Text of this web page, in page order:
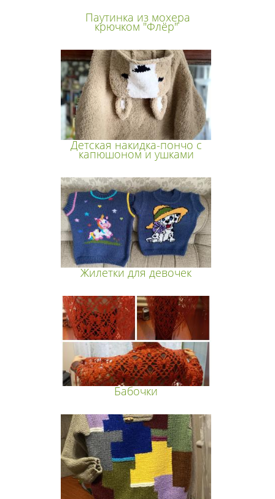
Паутинка из мохера
крючком "Флёр"
Детская накидка-пончо с
капюшоном и ушками
Жилетки для девочек
Бабочки